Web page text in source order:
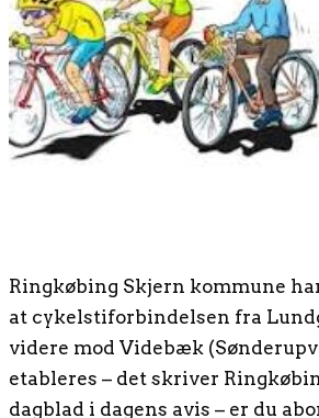
Ringkøbing Skjern kommune
at cykelstiforbindelsen fra
videre mod Videbæk
etableres – det skriver
dagblad i dagens avis – er du